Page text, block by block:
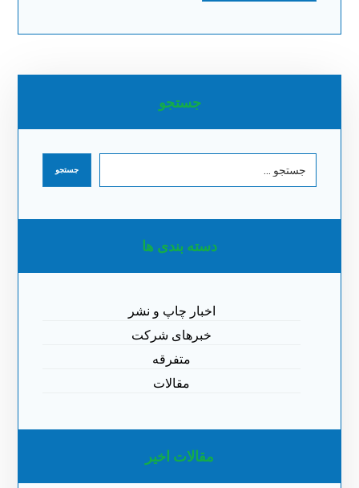
جستجو
دسته بندی ها
اخبار چاپ و نشر
خبرهای شرکت
متفرقه
مقالات
مقالات اخیر